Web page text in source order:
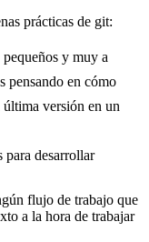
prácticas de git:
y muy a
pensando en cómo
versión en un
para desarrollar
flujo de trabajo que
a la hora de trabajar